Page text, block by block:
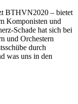
BTHVN2020 – bietet
Komponisten und
Schade hat sich bei
und Orchestern
durch
was uns in den